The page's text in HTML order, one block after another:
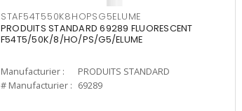
STAF54T550K8HOPSG5ELUME
PRODUITS STANDARD 69289 FLUORESCENT
F54T5/50K/8/HO/PS/G5/ELUME
Manufacturier :
PRODUITS STANDARD
# Manufacturier : 69289